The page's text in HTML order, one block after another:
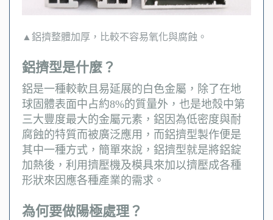
▲鋁擠整體加厚，比較不容易氧化與腐蝕。
鋁擠型是什麼？
鋁是一種較軟且易延展的白色金屬，除了在地
球固體表面中占約8%的質量外，也是地殼中第
三大豐度最大的金屬元素，鋁因為低密度與耐
腐蝕的特質而被廣泛應用，而鋁擠型製作便是
其中一種方式，簡單來說，鋁擠型就是將鋁錠
加熱後，利用擠壓機及模具來加以擠壓成各種
形狀來因應各種產業的需求。
為何要做陽極處理？